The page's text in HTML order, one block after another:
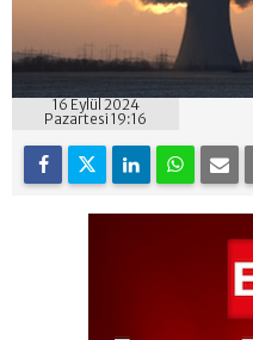
16 Eylül 2024
Pazartesi 19:16